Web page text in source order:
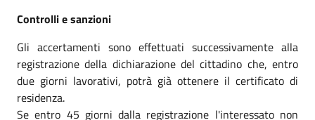
Controlli e sanzioni
Gli accertamenti sono effettuati successivamente alla
registrazione della dichiarazione del cittadino che, entro
due giorni lavorativi, potrà già ottenere il certificato di
residenza.
Se entro 45 giorni dalla registrazione l'interessato non